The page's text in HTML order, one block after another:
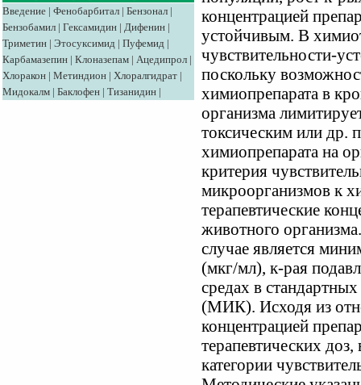
Введение | Фенобарбитал | Бензонал |
Бензобамил | Гексамидин | Дифенин |
Триметин | Этосуксимид | Пуфемид |
Карбамазепин | Клоназепам | Ацедипрол |
Хлоракон | Метиндион | Хлоралгидрат |
Мидокалм | Баклофен | Тизанидин |
концентрацией
устойчивым. В
чувствительности-
поскольку
химиопрепарата в
организма
токсическим или др.
химиопрепарата на
критерия
микроорганизмов к
терапевтические
животного
случае является
(мкг/мл), к-рая
средах в
(МИК). Исходя из
концентрацией
терапевтических
категории